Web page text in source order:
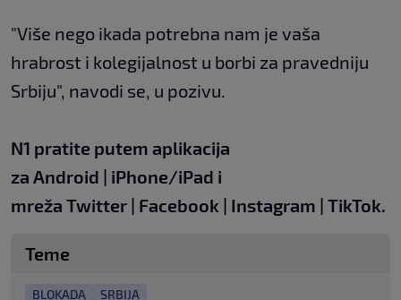
"Više nego ikada potrebna nam je vaša
hrabrost i kolegijalnost u borbi za pravedniju
Srbiju", navodi se, u pozivu.
N1 pratite putem aplikacija
za Android | iPhone/iPad i
mreža Twitter | Facebook | Instagram | TikTok.
Teme
BLOKADA SRBIJA